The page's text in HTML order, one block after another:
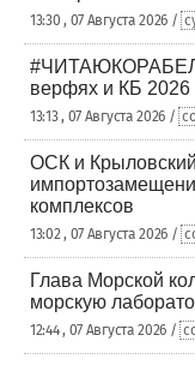
13:30 , 07 Августа 2026 /
#ЧИТАЮКОРАБЕЛ
верфях и КБ 2026
13:13 , 07 Августа 2026 /
ОСК и
комплексов
13:02 , 07 Августа 2026 /
Глава Морской
морскую
12:44 , 07 Августа 2026 /